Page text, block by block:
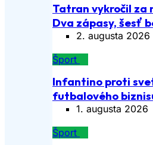
Tatran vykročil
Dva zápasy, šesť
2. augusta 2026
Šport
Infantino proti
futbalového
1. augusta 2026
Šport